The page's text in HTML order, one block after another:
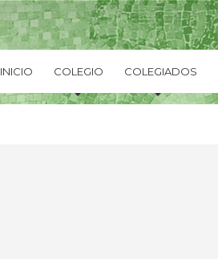
INICIO COLEGIO COLEGIADOS